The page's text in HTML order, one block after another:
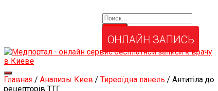
ОНЛАЙН ЗАПИСЬ
Переключить
навигацию
Главная / Анализы Киев / Тиреоїдна панель / Антитіла до
рецепторів ТТГ